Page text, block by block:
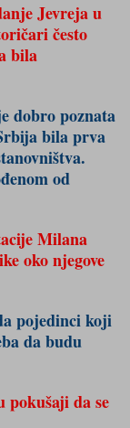
Jevreja u
često
bila
dobro poznata
bila prva
od
Milana
oko njegove
pojedinci koji
da budu
pokušaji da se